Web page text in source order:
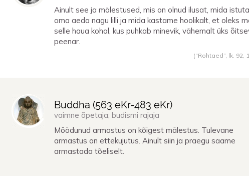
Ainult see ja mälestused, mis on olnud ilusat, mida
oma aeda nagu lilli ja mida kastame hoolikalt, et oleks
selle haua kohal, kus puhkab minevik, vähemalt üks
peenar.
(“Rohtaed”, lk. 92,
Buddha (563 eKr-483 eKr)
vaimne õpetaja; budismi rajaja
Möödunud armastus on kõigest mälestus. Tulevane
armastus on ettekujutus. Ainult siin ja praegu saame
armastada tõeliselt.